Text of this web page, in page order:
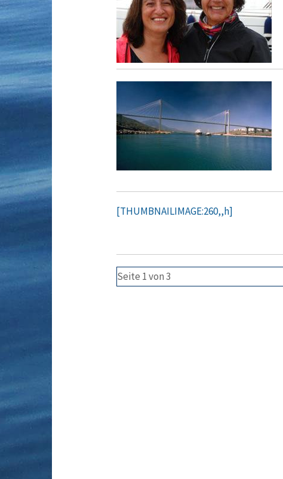
[THUMBNAILIMAGE:260,,h]
Seite 1 von 3